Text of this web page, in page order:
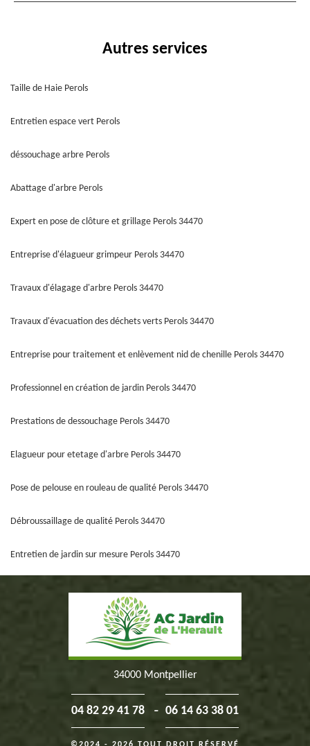
Autres services
Taille de Haie Perols
Entretien espace vert Perols
déssouchage arbre Perols
Abattage d'arbre Perols
Expert en pose de clôture et grillage Perols 34470
Entreprise d'élagueur grimpeur Perols 34470
Travaux d'élagage d'arbre Perols 34470
Travaux d'évacuation des déchets verts Perols 34470
Entreprise pour traitement et enlèvement nid de chenille Perols 34470
Professionnel en création de jardin Perols 34470
Prestations de dessouchage Perols 34470
Elagueur pour etetage d'arbre Perols 34470
Pose de pelouse en rouleau de qualité Perols 34470
Débroussaillage de qualité Perols 34470
Entretien de jardin sur mesure Perols 34470
34000 Montpellier
04 82 29 41 78 - 06 14 63 38 01